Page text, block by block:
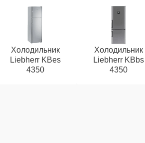
Холодильник
Liebherr KBes
4350
Холодильник
Liebherr KBbs
4350